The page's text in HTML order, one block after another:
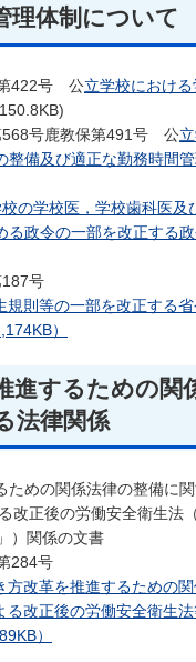
理体制について
422号 公立学校におけ
号鹿教保第491号
公
整備及び適正な勤務時間
校の学校医，学校歯科医及
る政令の一部を改正する
号
規則等の一部を改正する
）
進するための関
法律関係
ための関係法律の整備に
改正後の労働安全衛生法
）関係の文書
284号
方改革を推進するための
る改正後の労働安全衛生
）